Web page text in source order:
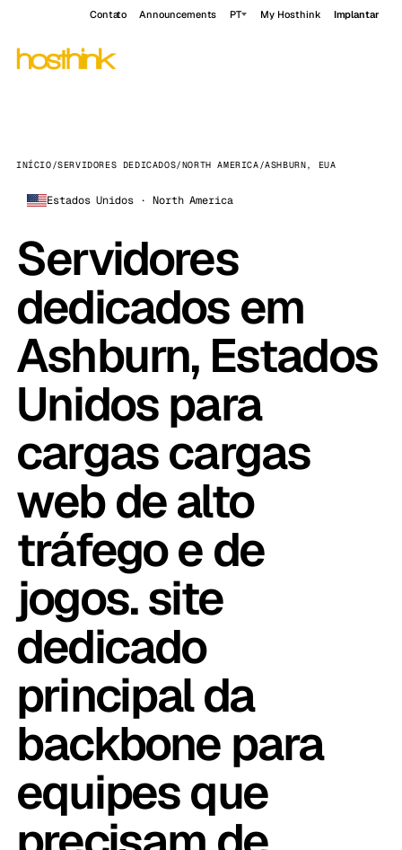
Contato Announcements PT My Hosthink Implantar
INÍCIO/SERVIDORES DEDICADOS/NORTH AMERICA/ASHBURN, EUA
Estados Unidos · North America
Servidores
dedicados em
Ashburn, Estados
Unidos para
cargas cargas
web de alto
tráfego e de
jogos. site
dedicado
principal da
backbone para
equipes que